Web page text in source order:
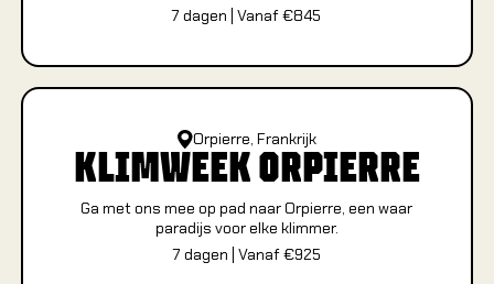
7 dagen |Vanaf €845
Orpierre, Frankrijk
KLIMWEEK ORPIERRE
Ga met ons mee op pad naar Orpierre, een waar
paradijs voor elke klimmer.
7 dagen Vanaf €925